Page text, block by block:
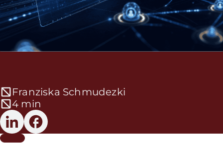
Franziska Schmudezki
4 min